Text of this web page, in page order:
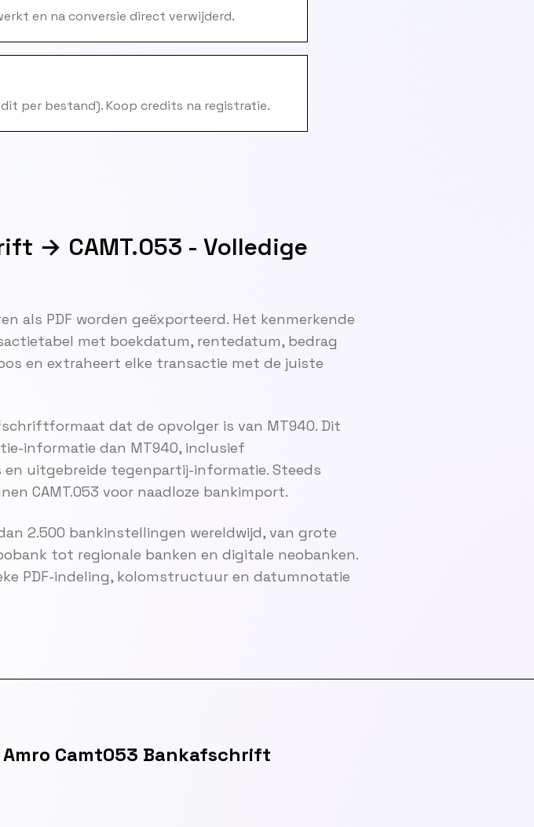
en na conversie direct verwijderd.
per bestand). Koop credits na registratie.
→ CAMT.053 - Volledige
als PDF worden geëxporteerd. Het kenmerkende
met boekdatum, rentedatum, bedrag
en extraheert elke transactie met de juiste
dat de opvolger is van MT940. Dit
informatie dan MT940, inclusief
uitgebreide tegenpartij-informatie. Steeds
CAMT.053 voor naadloze bankimport.
2.500 bankinstellingen wereldwijd, van grote
tot regionale banken en digitale neobanken.
PDF-indeling, kolomstructuur en datumnotatie
Camt053 Bankafschrift